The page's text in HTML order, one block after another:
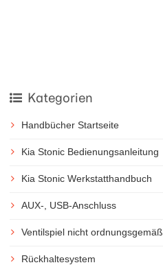
Kategorien
Handbücher Startseite
Kia Stonic Bedienungsanleitung
Kia Stonic Werkstatthandbuch
AUX-, USB-Anschluss
Ventilspiel nicht ordnungsgemäß
Rückhaltesystem